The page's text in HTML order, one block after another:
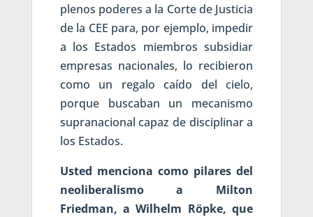
plenos poderes a la Corte de Justicia
de la CEE para, por ejemplo, impedir
a los Estados miembros subsidiar
empresas nacionales, lo recibieron
como un regalo caído del cielo,
porque buscaban un mecanismo
supranacional capaz de disciplinar a
los Estados.
Usted menciona como pilares del
neoliberalismo a Milton
Friedman, a Wilhelm Röpke, que